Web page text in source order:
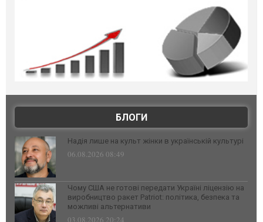
БЛОГИ
Надія лише на культ жінки в українській культурі
06.08.2026 08:49
Чому США не готові передати Україні ліцензію на
виробництво ракет Patriot: політика, безпека та
можливі альтернативи
03.08.2026 20:24